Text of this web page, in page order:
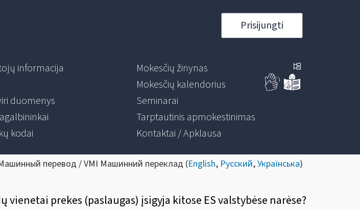
Prisijungti
informacija
duomenys
kodai
Mokesčių žinynas
Mokesčių kalendorius
Seminarai
Tarptautinis apmokestinimas
Kontaktai / Apklausa
перевод / VMI Машинний переклад (English, Русский,Українська)
prekes (paslaugas) įsigyja kitose ES valstybėse narėse?